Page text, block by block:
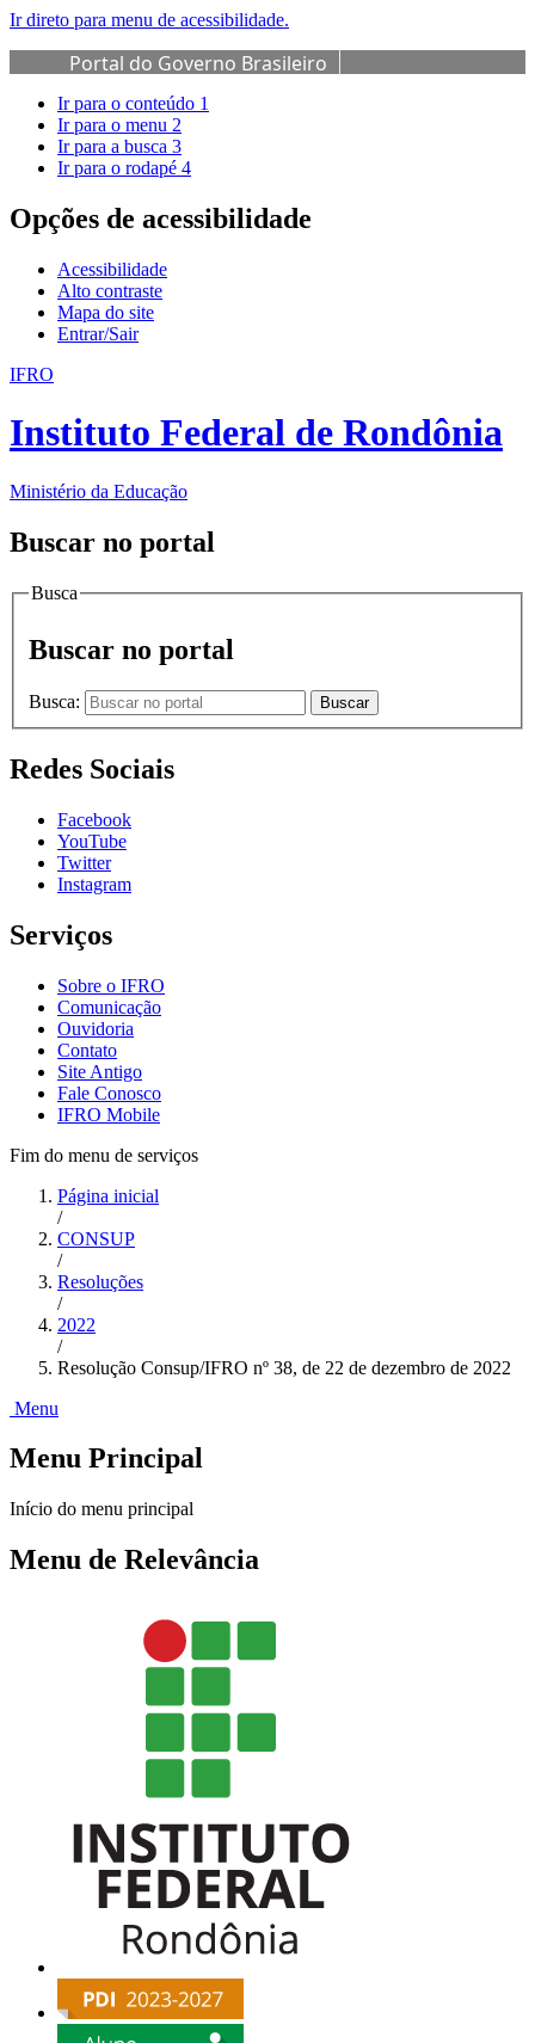
Ir direto para menu de acessibilidade.
Portal do Governo Brasileiro
Ir para o conteúdo 1
Ir para o menu 2
Ir para a busca 3
Ir para o rodapé 4
Opções de acessibilidade
Acessibilidade
Alto contraste
Mapa do site
Entrar/Sair
IFRO
Instituto Federal de Rondônia
Ministério da Educação
Buscar no portal
Busca
Buscar no portal
Busca: Buscar
Redes Sociais
Facebook
YouTube
Twitter
Instagram
Serviços
Sobre o IFRO
Comunicação
Ouvidoria
Contato
Site Antigo
Fale Conosco
IFRO Mobile
Fim do menu de serviços
Página inicial
/
CONSUP
/
Resoluções
/
2022
/
Resolução Consup/IFRO nº 38, de 22 de dezembro de 2022
Menu
Menu Principal
Início do menu principal
Menu de Relevância